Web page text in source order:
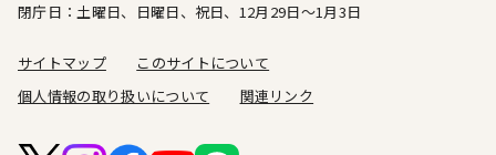
閉庁日：土曜日、日曜日、祝日、12月29日～1月3日
サイトマップ
このサイトについて
個人情報の取り扱いについて
関連リンク